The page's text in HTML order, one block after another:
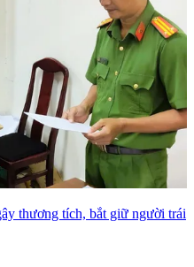
thương tích, bắt giữ người trái